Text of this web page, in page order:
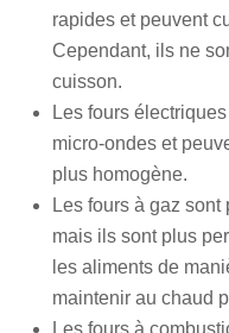
rapides et peuvent
Cependant, ils ne
cuisson.
Les fours
micro-ondes et
plus homogène.
Les fours à gaz
mais ils sont plus
les aliments de
maintenir au chaud
Les fours à